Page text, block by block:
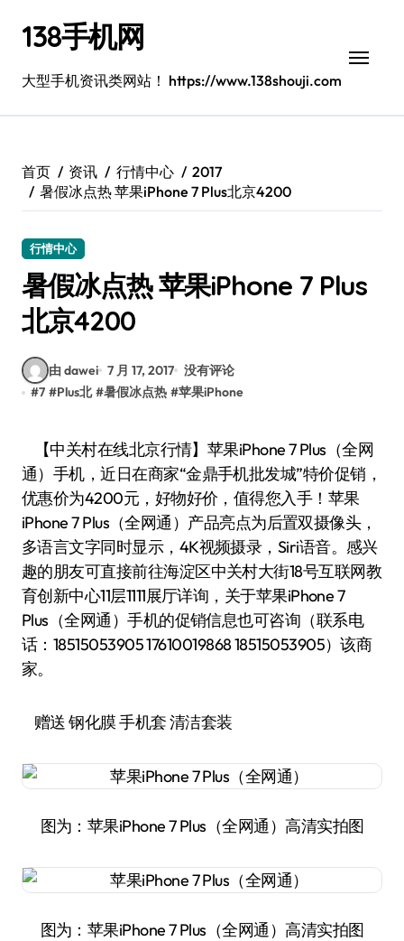
138手机网
大型手机资讯类网站！ https://www.138shouji.com
首页 资讯 行情中心
2017
暑假冰点热 苹果iPhone 7 Plus北京4200
行情中心
暑假冰点热 苹果iPhone 7 Plus
北京4200
由 dawei 7 月 17, 2017 没有评论
#7 #Plus北 #暑假冰点热 #苹果iPhone
【中关村在线北京行情】苹果iPhone 7 Plus（全网
通）手机，近日在商家“金鼎手机批发城”特价促销，
优惠价为4200元，好物好价，值得您入手！苹果
iPhone 7 Plus（全网通）产品亮点为后置双摄像头，
多语言文字同时显示，4K视频摄录，Siri语音。感兴
趣的朋友可直接前往海淀区中关村大街18号互联网教
育创新中心11层1111展厅详询，关于苹果iPhone 7
Plus（全网通）手机的促销信息也可咨询（联系电
话：18515053905 17610019868 18515053905）该商
家。
赠送 钢化膜 手机套 清洁套装
图为：苹果iPhone 7 Plus（全网通）高清实拍图
图为：苹果iPhone 7 Plus（全网通）高清实拍图